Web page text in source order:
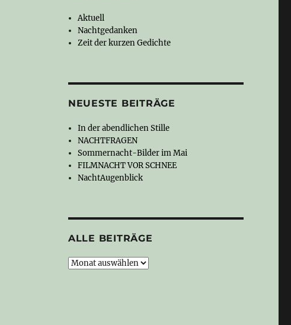
Aktuell
Nachtgedanken
Zeit der kurzen Gedichte
NEUESTE BEITRÄGE
In der abendlichen Stille
NACHTFRAGEN
Sommernacht-Bilder im Mai
FILMNACHT VOR SCHNEE
NachtAugenblick
ALLE BEITRÄGE
Alle